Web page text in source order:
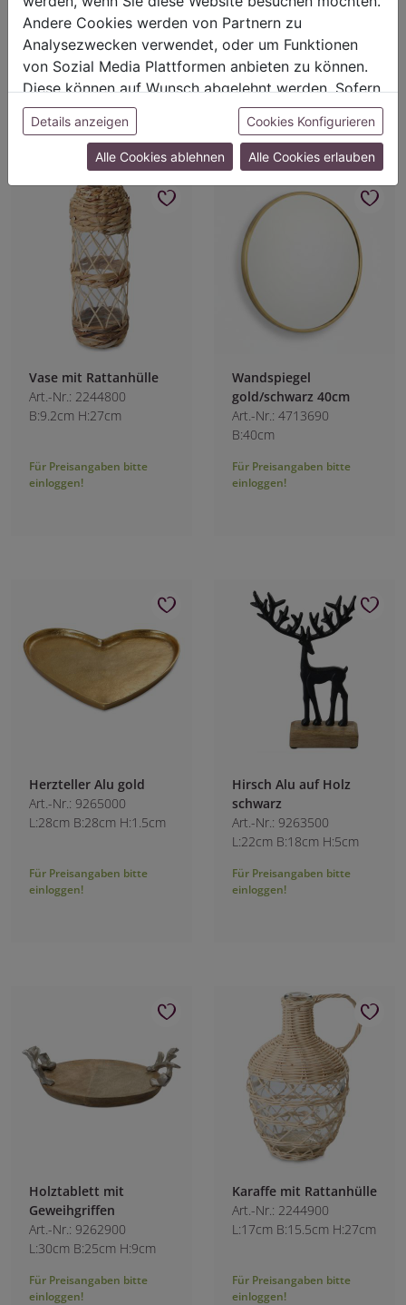
Art.-Nr.: 9262800
L:34cm B:30cm H:9cm
Für Preisangaben bitte
einloggen!
L:40cm B:19cm H:5cm
Für Preisangaben bitte
einloggen!
Vase mit Rattanhülle
Art.-Nr.: 2244800
B:9.2cm H:27cm
Für Preisangaben bitte
einloggen!
Wandspiegel
gold/schwarz 40cm
Art.-Nr.: 4713690
B:40cm
Für Preisangaben bitte
einloggen!
Herzteller Alu gold
Art.-Nr.: 9265000
L:28cm B:28cm H:1.5cm
Für Preisangaben bitte
einloggen!
Hirsch Alu auf Holz
schwarz
Art.-Nr.: 9263500
L:22cm B:18cm H:5cm
Für Preisangaben bitte
einloggen!
Holztablett mit
Geweihgriffen
Art.-Nr.: 9262900
L:30cm B:25cm H:9cm
Für Preisangaben bitte
einloggen!
Karaffe mit Rattanhülle
Art.-Nr.: 2244900
L:17cm B:15.5cm H:27cm
Für Preisangaben bitte
einloggen!
Andere Cookies werden von Partnern zu
Analysezwecken verwendet, oder um Funktionen
von Sozial Media Plattformen anbieten zu können.
Diese können auf Wunsch abgelehnt werden. Sofern
sie unsere Webseite weiter nutzen, geben Sie
Einwilligung zu unseren Cookies.
Details anzeigen Cookies Konfigurieren
Alle Cookies ablehnen Alle Cookies erlauben